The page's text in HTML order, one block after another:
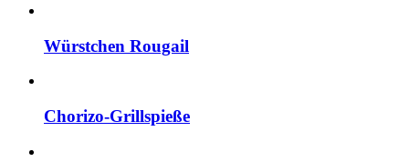
Würstchen Rougail
Chorizo-Grillspieße